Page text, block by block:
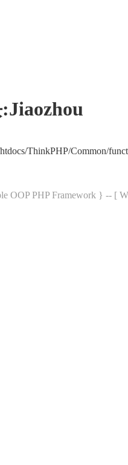
ThinkPHP/Common/
OOP PHP Framework } -- [